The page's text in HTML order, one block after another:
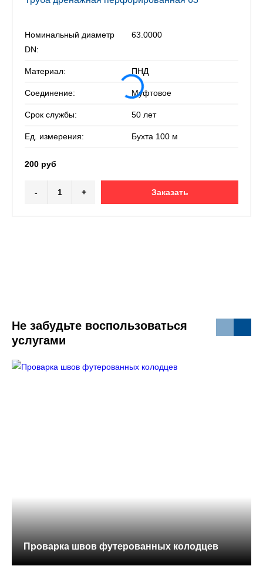
Номинальный диаметр
DN:
63.0000
Материал: ПНД
Соединение: Муфтовое
Срок службы: 50 лет
Ед. измерения: Бухта 100 м
200 руб
- + Заказать
Не забудьте воспользоваться
услугами
Проварка швов футерованных колодцев